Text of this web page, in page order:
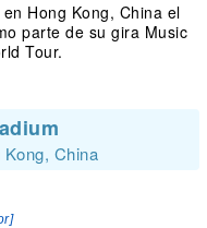
Hong Kong, China el
parte de su gira Music
Tour.
China